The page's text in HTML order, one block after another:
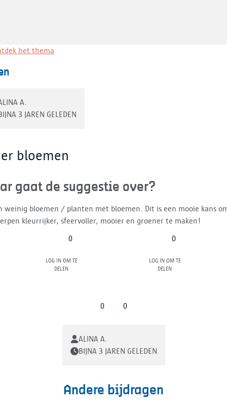
het thema
A.
3 JAREN GELEDEN
bloemen
gaat de suggestie over?
weinig bloemen / planten met bloemen. Dit is een mooie kans
kleurrijker, sfeervoller, mooier en groener te maken!
0
Log in om te
delen
0
Log in om te
delen
0 0
ALINA A.
BIJNA 3 JAREN GELEDEN
Andere bijdragen